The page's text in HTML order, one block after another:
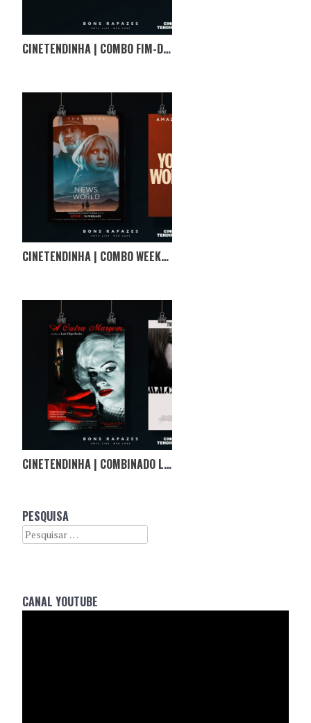
CINETENDINHA | COMBO FIM-DE-SEMANA
CINETENDINHA | COMBO WEEKEND
CINETENDINHA | COMBINADO LOCKDOWN
PESQUISA
Search
CANAL YOUTUBE